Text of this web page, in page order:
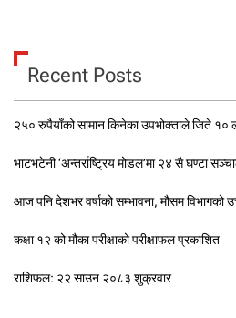
Recent Posts
२५० रुपैयाँको सामान किनेका उपभोक्ताले जिते १०
भाटभटेनी ‘अन्तर्राष्ट्रिय मोडल’मा २४ सै घण्टा
आज पनि देशभर वर्षाको सम्भावना, मौसम
कक्षा १२ को मौका परीक्षाको परीक्षाफल प्रकाशित
राशिफल: २२ साउन २०८३ शुक्रवार